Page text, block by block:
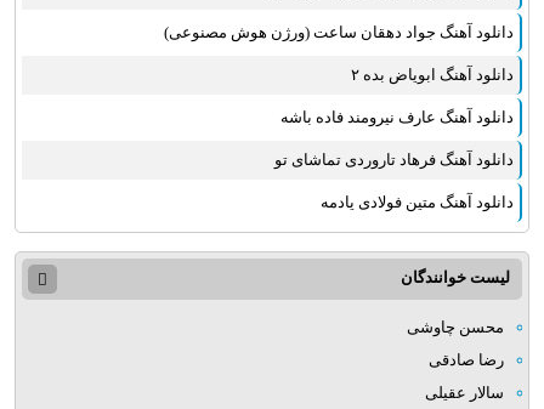
دانلود آهنگ جواد دهقان ساعت (ورژن هوش مصنوعی)
دانلود آهنگ ابویاض بده ۲
دانلود آهنگ عارف نیرومند فاده باشه
دانلود آهنگ فرهاد تاروردی تماشای تو
دانلود آهنگ متین فولادی یادمه
لیست خوانندگان
محسن چاوشی
رضا صادقی
سالار عقیلی